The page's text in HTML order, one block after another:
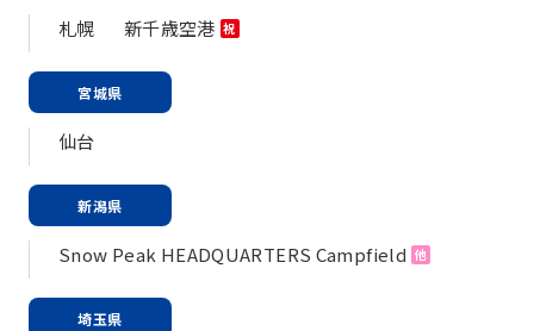
札幌 新千歳空港 祝
宮城県
仙台
新潟県
Snow Peak HEADQUARTERS Campfield 他
埼玉県